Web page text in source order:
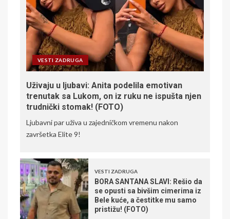
VESTI ZADRUGA
Uživaju u ljubavi: Anita podelila emotivan
trenutak sa Lukom, on iz ruku ne ispušta njen
trudnički stomak! (FOTO)
Ljubavni par uživa u zajedničkom vremenu nakon
završetka Elite 9!
VESTI ZADRUGA
BORA SANTANA SLAVI: Rešio da
se opusti sa bivšim cimerima iz
Bele kuće, a čestitke mu samo
pristižu! (FOTO)